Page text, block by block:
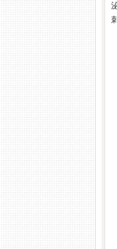
苏国水 执业医师
介：苏国水,南京肤康皮肤病研究
，白癜风，鱼鳞病，脱发，顽固性
各类皮炎，痤...[详细]